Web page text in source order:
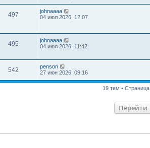
497
johnaaaa
04 июл 2026, 12:07
495
johnaaaa
04 июл 2026, 11:42
542
penson
27 июн 2026, 09:16
19 тем • Страница
Перейти